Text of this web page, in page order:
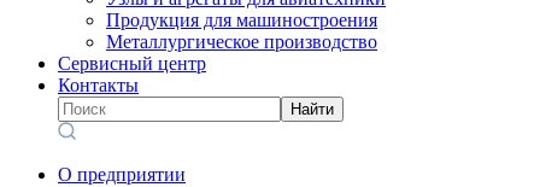
Продукция для машиностроения
Металлургическое производство
Сервисный центр
Контакты
Найти
О предприятии